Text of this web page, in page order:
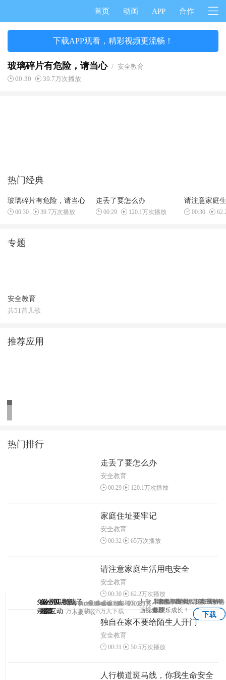
首页 动画 APP 合作
下载APP观看，精彩视频更流畅！
玻璃碎片有危险，请当心 / 安全教育
00:30
39.7万次播放
热门经典
玻璃碎片有危险，请当心
00:30 39.7万次播放
走丢了要怎么办
00:29 120.1万次播放
请注意家庭
00:30
专题
安全教育
共51首儿歌
推荐应用
兔小贝拼
音
Android IOS
1102万人
下载
3-7岁儿童学拼音第一神奇
APP
下载
兔小贝—与孩子
亲密互动
Android
IOS
1235万人下载
早教益智游戏，陪宝宝一
起快乐成长！
下载
兔小贝
儿歌
Android IOS
1203
万人下载
儿歌、故事、国学、识字原创动
画视频！
下载
兔小贝儿童
故事
Android IOS
1069万
人下载
儿童故事专业版，海量精选
专题！
下载
热门排行
走丢了要怎么办
安全教育
00:29 120.1万次播放
家庭住址要牢记
安全教育
00:32 65万次播放
请注意家庭生活用电安全
安全教育
00:30 62.2万次播放
独自在家不要给陌生人开门
安全教育
00:31 50.5万次播放
人行横道斑马线，你我生命安全